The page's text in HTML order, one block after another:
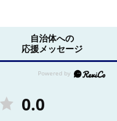
自治体への
応援メッセージ
0.0